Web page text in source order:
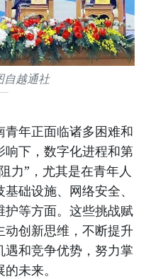
自越通社
年正面临诸多困难和
下，数字化进程和第
力”，尤其是在青年人
础设施、网络安全、
等方面。这些挑战赋
创新思维，不断提升
和竞争优势，努力掌
未来。